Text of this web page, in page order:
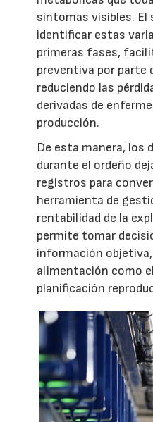
síntomas visibles. El
identificar estas
primeras fases,
preventiva por parte
reduciendo las
derivadas de
producción.
De esta manera, los
durante el ordeño
registros para
herramienta de
rentabilidad de la
permite tomar
información
alimentación como
planificación